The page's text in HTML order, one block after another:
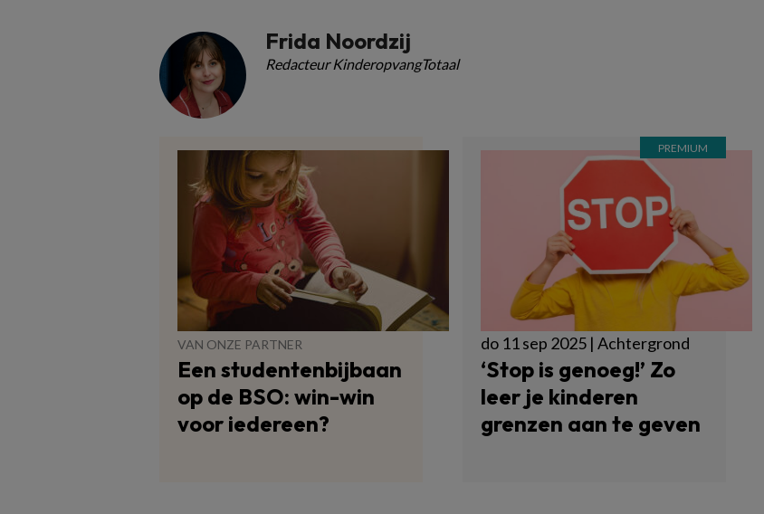
Frida Noordzij
Redacteur KinderopvangTotaal
VAN ONZE PARTNER
Een studentenbijbaan
op de BSO: win-win
voor iedereen?
do 11 sep 2025 | Achtergrond
‘Stop is genoeg!’ Zo
leer je kinderen
grenzen aan te geven